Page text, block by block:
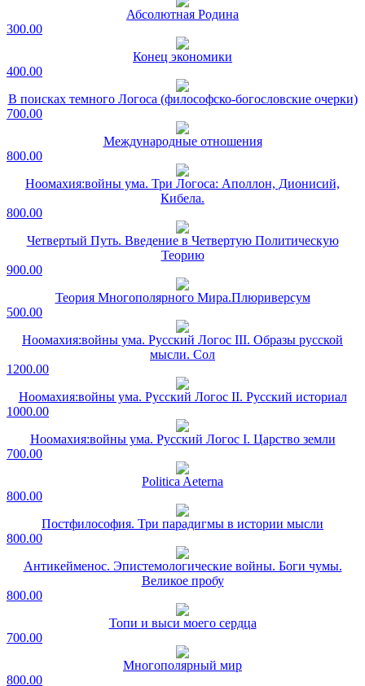
Абсолютная Родина
300.00
Конец экономики
400.00
В поисках темного Логоса (философско-богословские очерки)
700.00
Международные отношения
800.00
Ноомахия:войны ума. Три Логоса: Аполлон, Дионисий,
Кибела.
800.00
Четвертый Путь. Введение в Четвертую Политическую
Теорию
900.00
Теория Многополярного Мира.Плюриверсум
500.00
Ноомахия:войны ума. Русский Логос III. Образы русской
мысли. Сол
1200.00
Ноомахия:войны ума. Русский Логос II. Русский историал
1000.00
Ноомахия:войны ума. Русский Логос I. Царство земли
700.00
Politica Aeterna
800.00
Постфилософия. Три парадигмы в истории мысли
800.00
Антикейменос. Эпистемологические войны. Боги чумы.
Великое пробу
800.00
Топи и выси моего сердца
700.00
Многополярный мир
800.00